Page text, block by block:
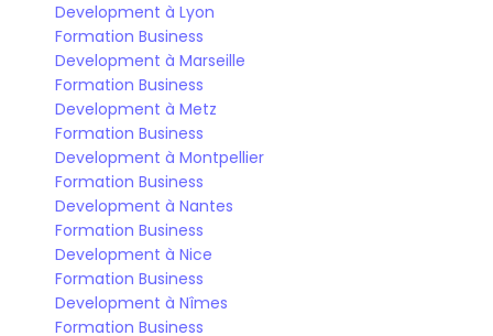
Development à Lyon
Formation Business
Development à Marseille
Formation Business
Development à Metz
Formation Business
Development à Montpellier
Formation Business
Development à Nantes
Formation Business
Development à Nice
Formation Business
Development à Nîmes
Formation Business